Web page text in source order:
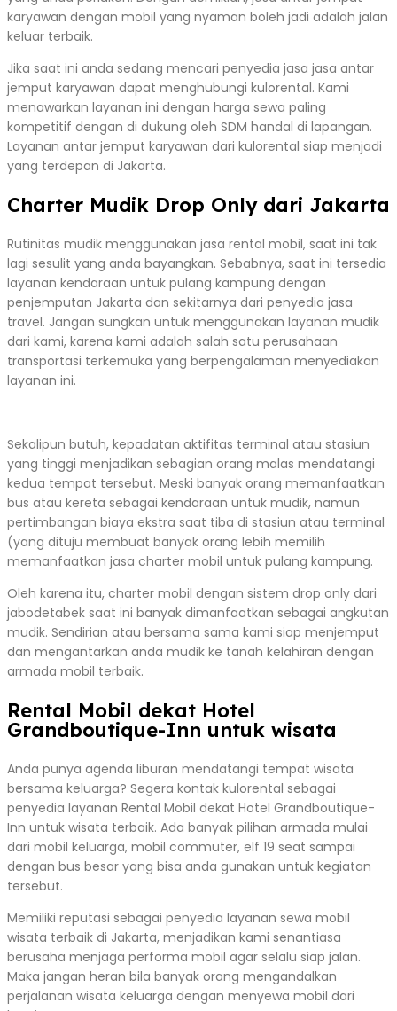
karyawan dengan mobil yang nyaman boleh jadi adalah jalan
keluar terbaik.
Jika saat ini anda sedang mencari penyedia jasa jasa antar
jemput karyawan dapat menghubungi kulorental. Kami
menawarkan layanan ini dengan harga sewa paling
kompetitif dengan di dukung oleh SDM handal di lapangan.
Layanan antar jemput karyawan dari kulorental siap menjadi
yang terdepan di Jakarta.
Charter Mudik Drop Only dari Jakarta
Rutinitas mudik menggunakan jasa rental mobil, saat ini tak
lagi sesulit yang anda bayangkan. Sebabnya, saat ini tersedia
layanan kendaraan untuk pulang kampung dengan
penjemputan Jakarta dan sekitarnya dari penyedia jasa
travel. Jangan sungkan untuk menggunakan layanan mudik
dari kami, karena kami adalah salah satu perusahaan
transportasi terkemuka yang berpengalaman menyediakan
layanan ini.
Sekalipun butuh, kepadatan aktifitas terminal atau stasiun
yang tinggi menjadikan sebagian orang malas mendatangi
kedua tempat tersebut. Meski banyak orang memanfaatkan
bus atau kereta sebagai kendaraan untuk mudik, namun
pertimbangan biaya ekstra saat tiba di stasiun atau terminal
(yang dituju membuat banyak orang lebih memilih
memanfaatkan jasa charter mobil untuk pulang kampung.
Oleh karena itu, charter mobil dengan sistem drop only dari
jabodetabek saat ini banyak dimanfaatkan sebagai angkutan
mudik. Sendirian atau bersama sama kami siap menjemput
dan mengantarkan anda mudik ke tanah kelahiran dengan
armada mobil terbaik.
Rental Mobil dekat Hotel
Grandboutique-Inn untuk wisata
Anda punya agenda liburan mendatangi tempat wisata
bersama keluarga? Segera kontak kulorental sebagai
penyedia layanan Rental Mobil dekat Hotel Grandboutique-
Inn untuk wisata terbaik. Ada banyak pilihan armada mulai
dari mobil keluarga, mobil commuter, elf 19 seat sampai
dengan bus besar yang bisa anda gunakan untuk kegiatan
tersebut.
Memiliki reputasi sebagai penyedia layanan sewa mobil
wisata terbaik di Jakarta, menjadikan kami senantiasa
berusaha menjaga performa mobil agar selalu siap jalan.
Maka jangan heran bila banyak orang mengandalkan
perjalanan wisata keluarga dengan menyewa mobil dari